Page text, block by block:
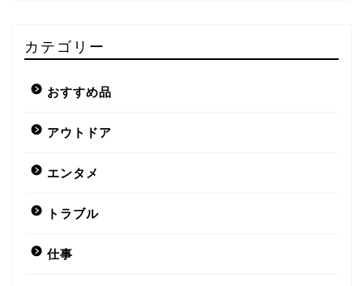
カテゴリー
おすすめ品
アウトドア
エンタメ
トラブル
仕事